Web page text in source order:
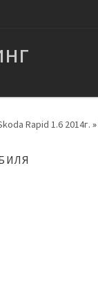
Rapid 1.6 2014г. »